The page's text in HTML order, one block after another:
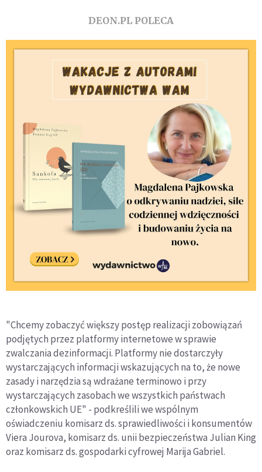
DEON.PL POLECA
"Chcemy zobaczyć większy postęp realizacji zobowiązań
podjętych przez platformy internetowe w sprawie
zwalczania dezinformacji. Platformy nie dostarczyły
wystarczających informacji wskazujących na to, że nowe
zasady i narzędzia są wdrażane terminowo i przy
wystarczających zasobach we wszystkich państwach
członkowskich UE" - podkreślili we wspólnym
oświadczeniu komisarz ds. sprawiedliwości i konsumentów
Viera Jourova, komisarz ds. unii bezpieczeństwa Julian King
oraz komisarz ds. gospodarki cyfrowej Marija Gabriel.